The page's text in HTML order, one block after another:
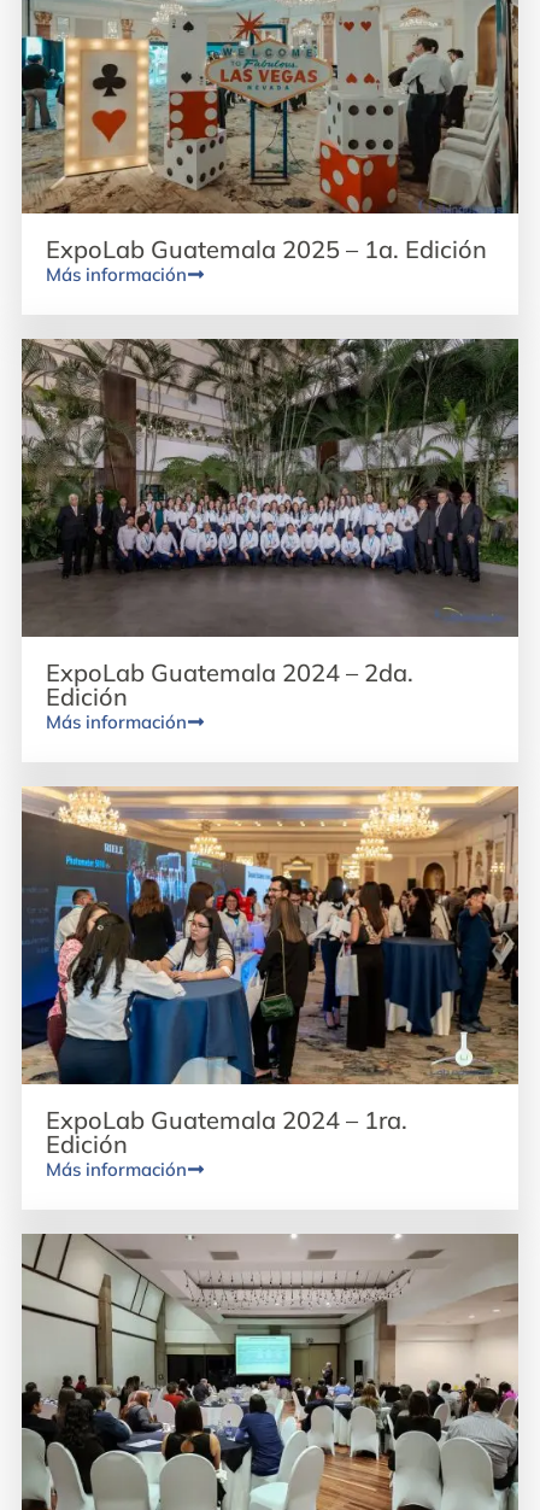
ExpoLab Guatemala 2025 – 1a. Edición
Más información
ExpoLab Guatemala 2024 – 2da.
Edición
Más información
ExpoLab Guatemala 2024 – 1ra.
Edición
Más información